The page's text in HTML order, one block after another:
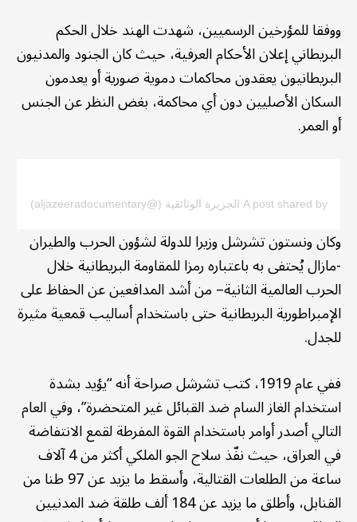
ووفقا للمؤرخين الرسميين، شهدت الهند خلال الحكم
البريطاني إعلان الأحكام العرفية، حيث كان الجنود والمدنيون
البريطانيون يعقدون محاكمات دموية صورية أو يعدمون
السكان الأصليين دون أي محاكمة، بغض النظر عن الجنس
أو العمر.
A post shared by الجزيرة الوثائقية (@aljazeeradocumentary)
وكان ونستون تشرشل وزيرا للدولة لشؤون الحرب والطيران
-مازال يُحتفى به باعتباره رمزا للمقاومة البريطانية خلال
الحرب العالمية الثانية– من أشد المدافعين عن الحفاظ على
الإمبراطورية البريطانية حتى باستخدام أساليب قمعية مثيرة
للجدل.
ففي عام 1919، كتب تشرشل صراحة أنه “يؤيد بشدة
استخدام الغاز السام ضد القبائل غير المتحضرة”، وفي العام
التالي أصدر أوامر باستخدام القوة المفرطة لقمع الانتفاضة
في العراق، حيث نفّذ سلاح الجو الملكي أكثر من 4 آلاف
ساعة من الطلعات القتالية، وأسقط ما يزيد عن 97 طنا من
القنابل، وأطلق ما يزيد عن 184 ألف طلقة ضد المدنيين